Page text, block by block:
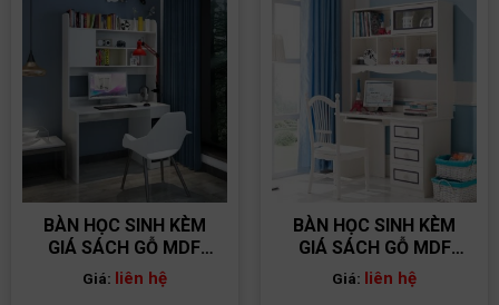
BÀN HỌC SINH KÈM
GIÁ SÁCH GỖ MDF
BGS09
Giá: liên hệ
BÀN HỌC SINH KÈM
GIÁ SÁCH GỖ MDF
BGS13
Giá: liên hệ